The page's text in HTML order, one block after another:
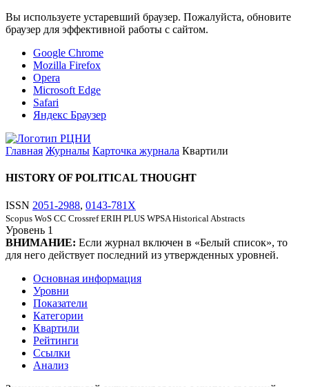
Вы используете устаревший браузер. Пожалуйста, обновите
браузер для эффективной работы с сайтом.
Google Chrome
Mozilla Firefox
Opera
Microsoft Edge
Safari
Яндекс Браузер
Главная Журналы Карточка журнала Квартили
HISTORY OF POLITICAL THOUGHT
ISSN 2051-2988, 0143-781X
Scopus WoS CC Crossref ERIH PLUS WPSA Historical Abstracts
Уровень 1
ВНИМАНИЕ: Если журнал включен в «Белый список», то
для него действует последний из утвержденных уровней.
Основная информация
Уровни
Показатели
Категории
Квартили
Рейтинги
Ссылки
Анализ